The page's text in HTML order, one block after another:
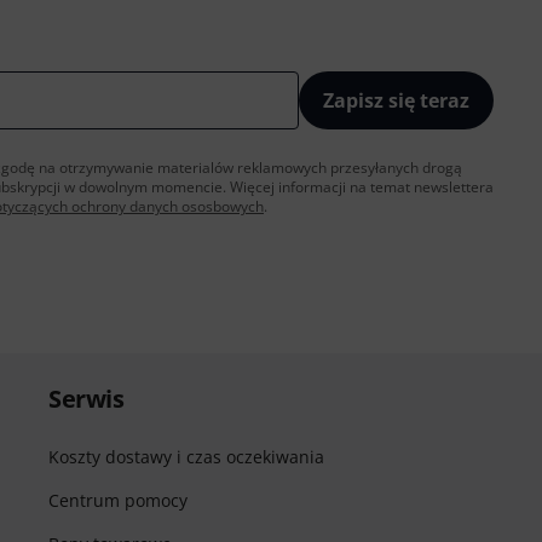
Zapisz się teraz
na otrzymywanie materialów reklamowych przesyłanych drogą
w dowolnym momencie. Więcej informacji na temat newslettera
ochrony danych ososbowych.
Serwis
Koszty dostawy i czas oczekiwania
Centrum pomocy